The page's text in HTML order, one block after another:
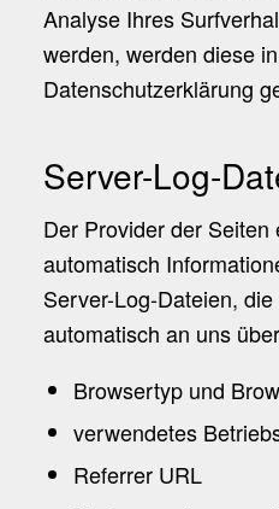
Analyse Ihres
werden, werden diese
Datenschutzerklärung
Server-Log-
Der Provider der
automatisch
Server-Log-Dateien,
automatisch an uns
Browsertyp und
verwendetes
Referrer URL